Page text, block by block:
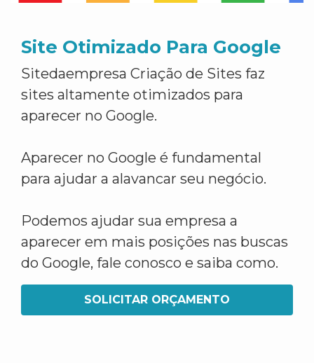
Site Otimizado Para Google
Sitedaempresa Criação de Sites faz
sites altamente otimizados para
aparecer no Google.
Aparecer no Google é fundamental
para ajudar a alavancar seu negócio.
Podemos ajudar sua empresa a
aparecer em mais posições nas buscas
do Google, fale conosco e saiba como.
SOLICITAR ORÇAMENTO